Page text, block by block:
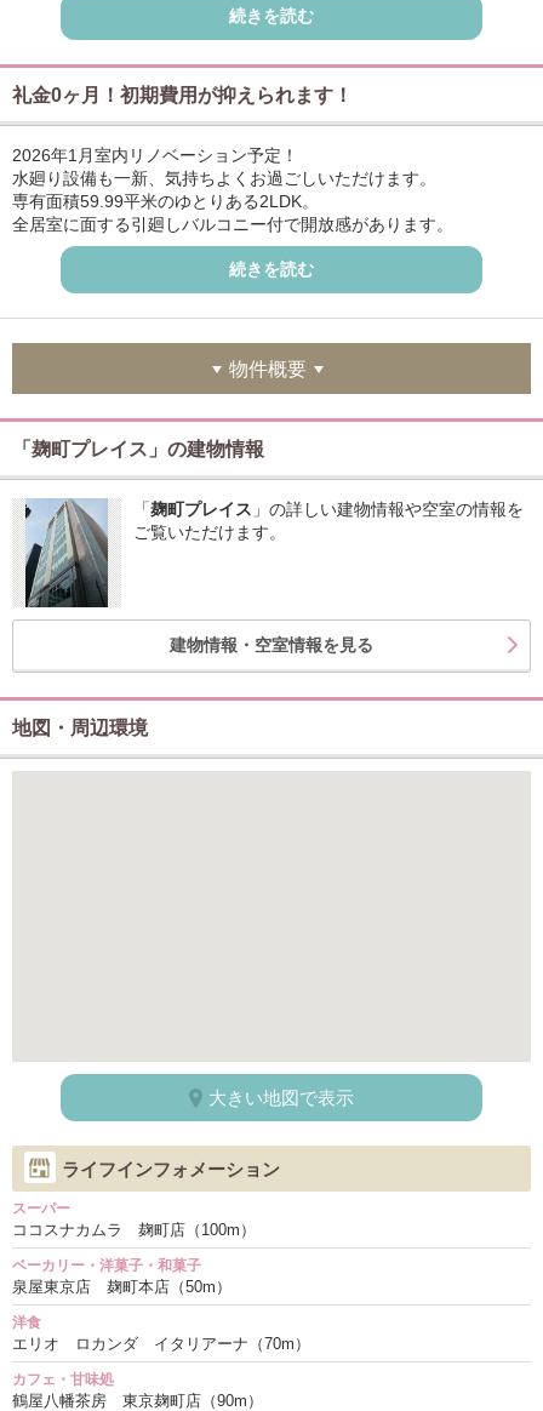
続きを読む
礼金0ヶ月！初期費用が抑えられます！
2026年1月室内リノベーション予定！
水廻り設備も一新、気持ちよくお過ごしいただけます。
専有面積59.99平米のゆとりある2LDK。
全居室に面する引廻しバルコニー付で開放感があります。
WIC等豊富な収納力で住空間をスッキリ保てます。
ご内覧・詳細等お気軽にお問い合わせ下さい。
続きを読む
物件概要
「麹町プレイス」の建物情報
「麹町プレイス 」の詳しい建物情報や空室の情報を
ご覧いただけます。
建物情報・空室情報を見る
地図・周辺環境
大きい地図で表示
ライフインフォメーション
スーパー
ココスナカムラ 麹町店（100m）
ベーカリー・洋菓子・和菓子
泉屋東京店 麹町本店（50m）
洋食
エリオ ロカンダ イタリアーナ（70m）
カフェ・甘味処
鶴屋八幡茶房 東京麹町店（90m）